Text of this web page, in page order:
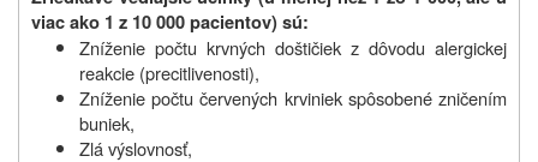
viac ako 1 z 10 000 pacientov) sú:
Zníženie počtu krvných doštičiek z dôvodu alergickej
reakcie (precitlivenosti),
Zníženie počtu červených krviniek spôsobené zničením
buniek,
Zlá výslovnosť,